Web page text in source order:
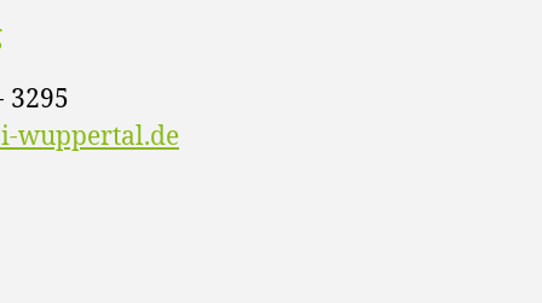
3295
wuppertal.de